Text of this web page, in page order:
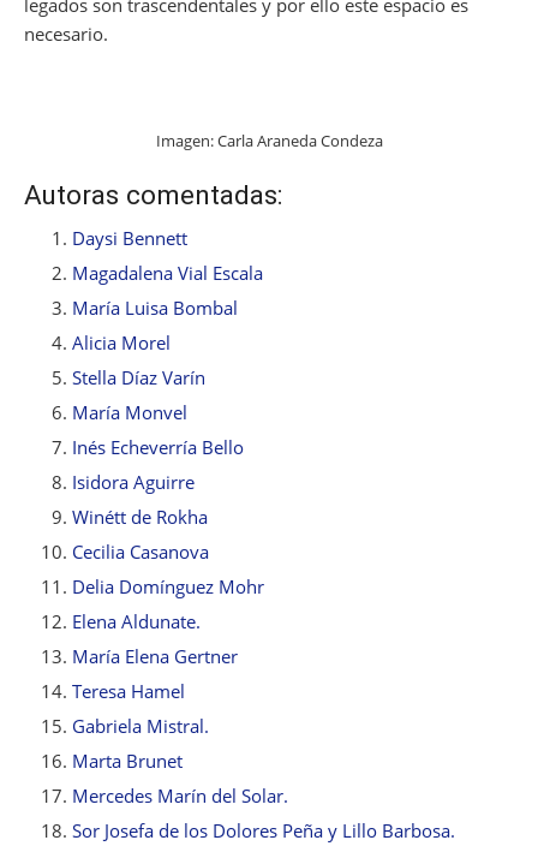
legados son trascendentales y por ello este espacio es
necesario.
Imagen: Carla Araneda Condeza
Autoras comentadas:
Daysi Bennett
Magadalena Vial Escala
María Luisa Bombal
Alicia Morel
Stella Díaz Varín
María Monvel
Inés Echeverría Bello
Isidora Aguirre
Winétt de Rokha
Cecilia Casanova
Delia Domínguez Mohr
Elena Aldunate.
María Elena Gertner
Teresa Hamel
Gabriela Mistral.
Marta Brunet
Mercedes Marín del Solar.
Sor Josefa de los Dolores Peña y Lillo Barbosa.